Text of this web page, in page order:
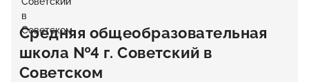
Средняя общеобразовательная
школа №4 г. Советский в
Советском